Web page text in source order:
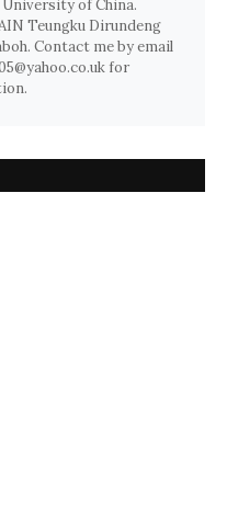
of China.
Teungku Dirundeng
Contact me by email
for